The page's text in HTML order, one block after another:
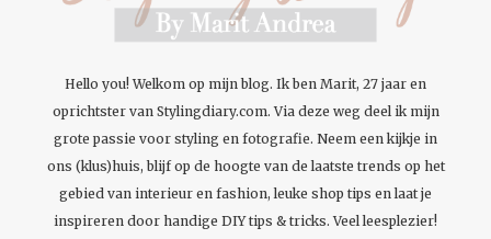
Hello you! Welkom op mijn blog. Ik ben Marit, 27 jaar en
oprichtster van Stylingdiary.com. Via deze weg deel ik mijn
grote passie voor styling en fotografie. Neem een kijkje in
ons (klus)huis, blijf op de hoogte van de laatste trends op het
gebied van interieur en fashion, leuke shop tips en laat je
inspireren door handige DIY tips & tricks. Veel leesplezier!